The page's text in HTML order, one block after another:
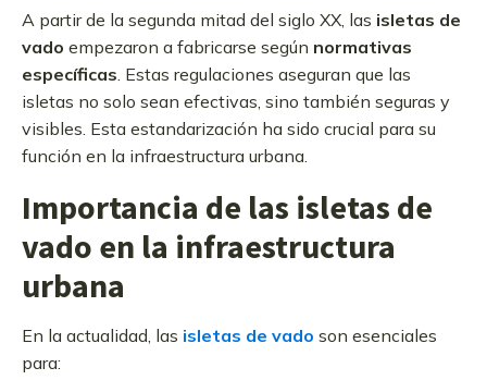
A partir de la segunda mitad del siglo XX, las isletas de
vado empezaron a fabricarse según normativas
específicas. Estas regulaciones aseguran que las
isletas no solo sean efectivas, sino también seguras y
visibles. Esta estandarización ha sido crucial para su
función en la infraestructura urbana.
Importancia de las isletas de
vado en la infraestructura
urbana
En la actualidad, las isletas de vado son esenciales
para: